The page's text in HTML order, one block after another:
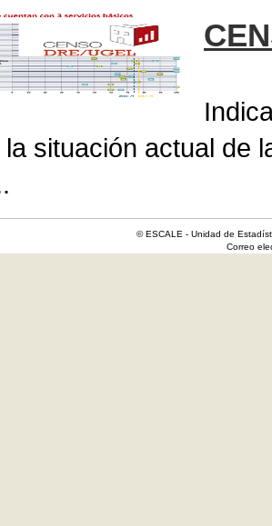
situación actual de
© ESCALE - Unidad de
Correo